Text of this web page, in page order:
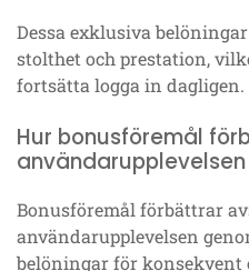
Dessa exklusiva
stolthet och prestation,
fortsätta logga in dagligen.
Hur bonusföremål
användarupplevelsen
Bonusföremål förbättrar
användarupplevelsen
belöningar för konsekvent